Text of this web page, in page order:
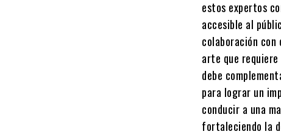
estos expertos
accesible al
colaboración
arte que
debe
para lograr un
conducir a una
fortaleciendo la